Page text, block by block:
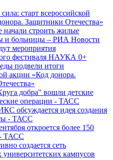
старт всероссийской
Защитники Отечества»
строить жилые
и больницы – РИА Новости
мероприятия
фестиваля НАУКА 0+
подвели итоги
акции «Код донора.
добра" вошли детские
операции - ТАСС
обсуждается идея создания
- ТАСС
откроется более 150
ТАСС
создается сеть
кампусов